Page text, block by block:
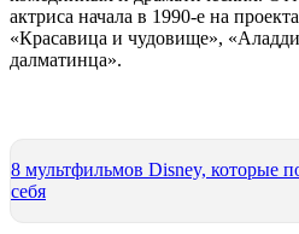
актриса начала в 1990-е на
«Красавица и чудовище»,
далматинца».
8 мультфильмов Disney, которые
себя